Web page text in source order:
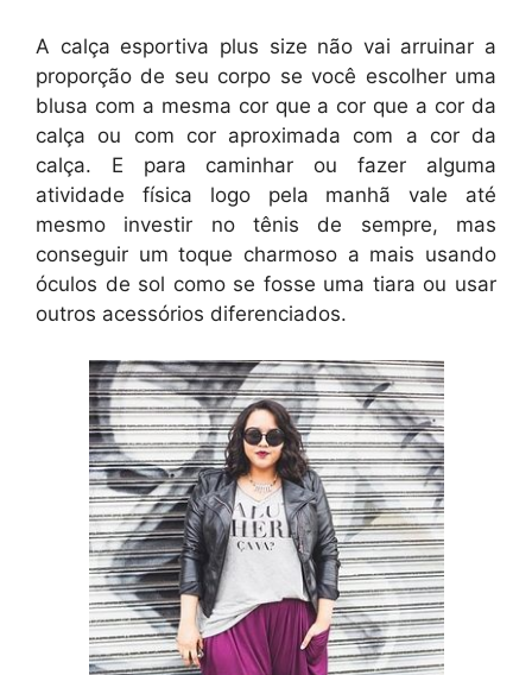
A calça esportiva plus size não vai arruinar a
proporção de seu corpo se você escolher uma
blusa com a mesma cor que a cor que a cor da
calça ou com cor aproximada com a cor da
calça. E para caminhar ou fazer alguma
atividade física logo pela manhã vale até
mesmo investir no tênis de sempre, mas
conseguir um toque charmoso a mais usando
óculos de sol como se fosse uma tiara ou usar
outros acessórios diferenciados.